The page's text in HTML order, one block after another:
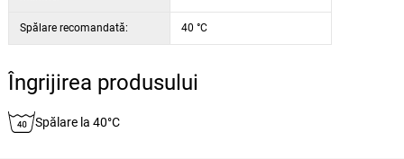
Spălare recomandată: 40 °C
Îngrijirea produsului
Spălare la 40°C